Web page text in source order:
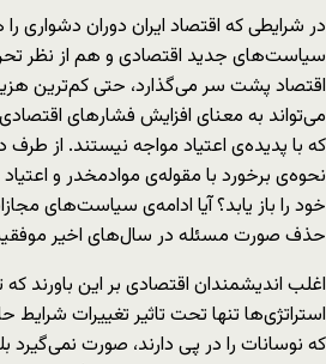
در شرایطی که اقتصاد ایران دوران دشواری
سیاست‌های جدید اقتصادی و هم از نظر
اقتصاد پشت سر می‌گذارد، حتی کم‌ترین
می‌تواند به معنای افزایش فشارهای
که با پدیده‌ی اعتیاد مواجه نیستند. از
نحوه‌ی برخورد با مقوله‌ی موادمخدر و
خود را باز یابد؟ آیا ادامه‌ی سیاست‌های
حذف صورت مسئله در سال‌های اخیر
اغلب اندیشمندان اقتصادی بر این باورند
استراتژی‌ها تنها تحت تاثیر تغییرات شرایط
که نوسانات را در پی دارند، صورت نمی‌گیرد